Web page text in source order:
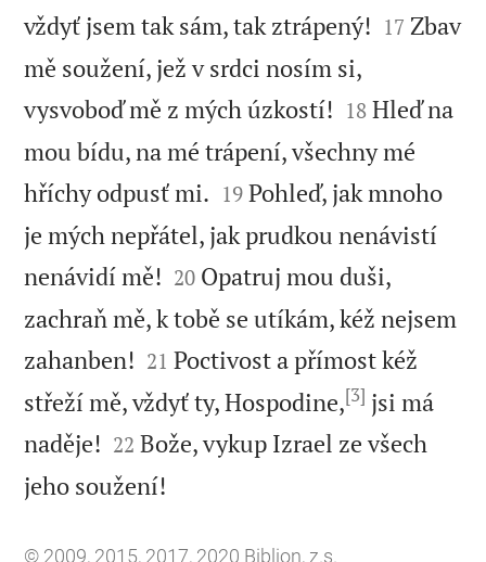
vždyť jsem tak sám, tak ztrápený! 

17 Zbav
mě soužení, jež v srdci nosím si,
vysvoboď mě z mých úzkostí! 

18 Hleď na
mou bídu, na mé trápení, všechny mé
hříchy odpusť mi. 

19 Pohleď, jak mnoho
je mých nepřátel, jak prudkou nenávistí
nenávidí mě! 

20 Opatruj mou duši,
zachraň mě, k tobě se utíkám, kéž nejsem
zahanben! 

21 Poctivost a přímost kéž
střeží mě, vždyť ty, Hospodine,[3] jsi má
naděje! 

22 Bože, vykup Izrael ze všech
jeho soužení!
© 2009, 2015, 2017, 2020 Biblion, z.s.